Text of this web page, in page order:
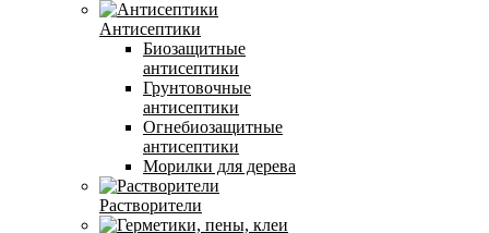
Антисептики
Биозащитные
антисептики
Грунтовочные
антисептики
Огнебиозащитные
антисептики
Морилки для дерева
Растворители